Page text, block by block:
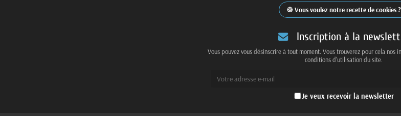
Vous voulez notre recette de cookies ?
Inscription à la
Vous pouvez vous désinscrire à tout moment. Vous trouverez pour cela nos
conditions d'utilisation du site.
Je veux recevoir la newsletter